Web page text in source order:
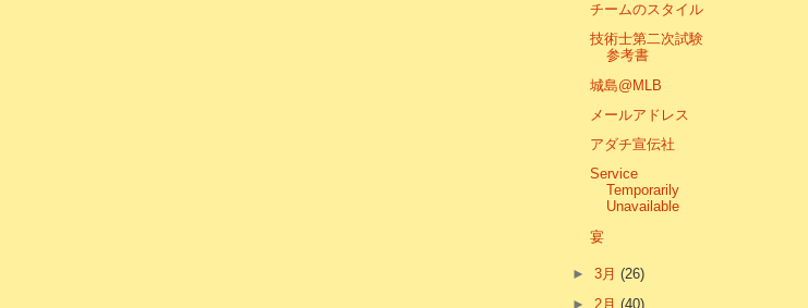
チームのスタイル
技術士第二次試験
参考書
城島@MLB
メールアドレス
アダチ宣伝社
Service
Temporarily
Unavailable
宴
►3月(26)
► 2月(40)